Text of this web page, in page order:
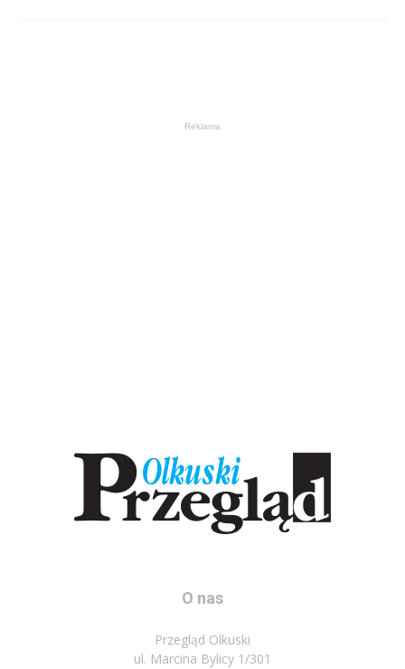
Reklama
O nas
Przegląd Olkuski
ul. Marcina Bylicy 1/301